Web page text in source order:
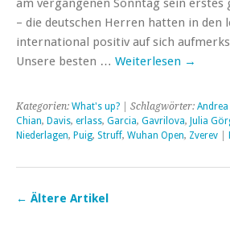
am vergangenen Sonntag sein erstes
– die deutschen Herren hatten in den
international positiv auf sich
Unsere besten … Weiterlesen →
Kategorien: What's up? | Schlagwörter:
Chian, Davis, erlass, Garcia, Gavrilova, Julia
Niederlagen, Puig, Struff, Wuhan Open, Zverev
← Ältere Artikel